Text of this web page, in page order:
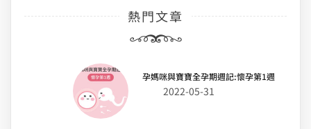
熱門文章
孕媽咪與寶寶全孕期週記:懷孕第1週
2022-05-31